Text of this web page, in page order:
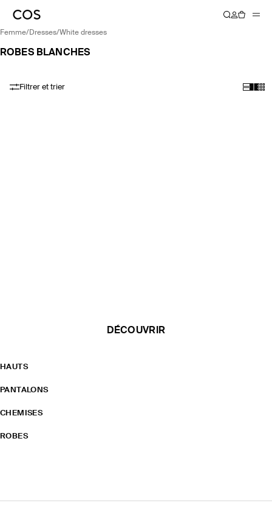
femme/ dresses/ white dresses
ROBES BLANCHES
Filtrer et trier
DÉCOUVRIR
HAUTS
PANTALONS
CHEMISES
ROBES